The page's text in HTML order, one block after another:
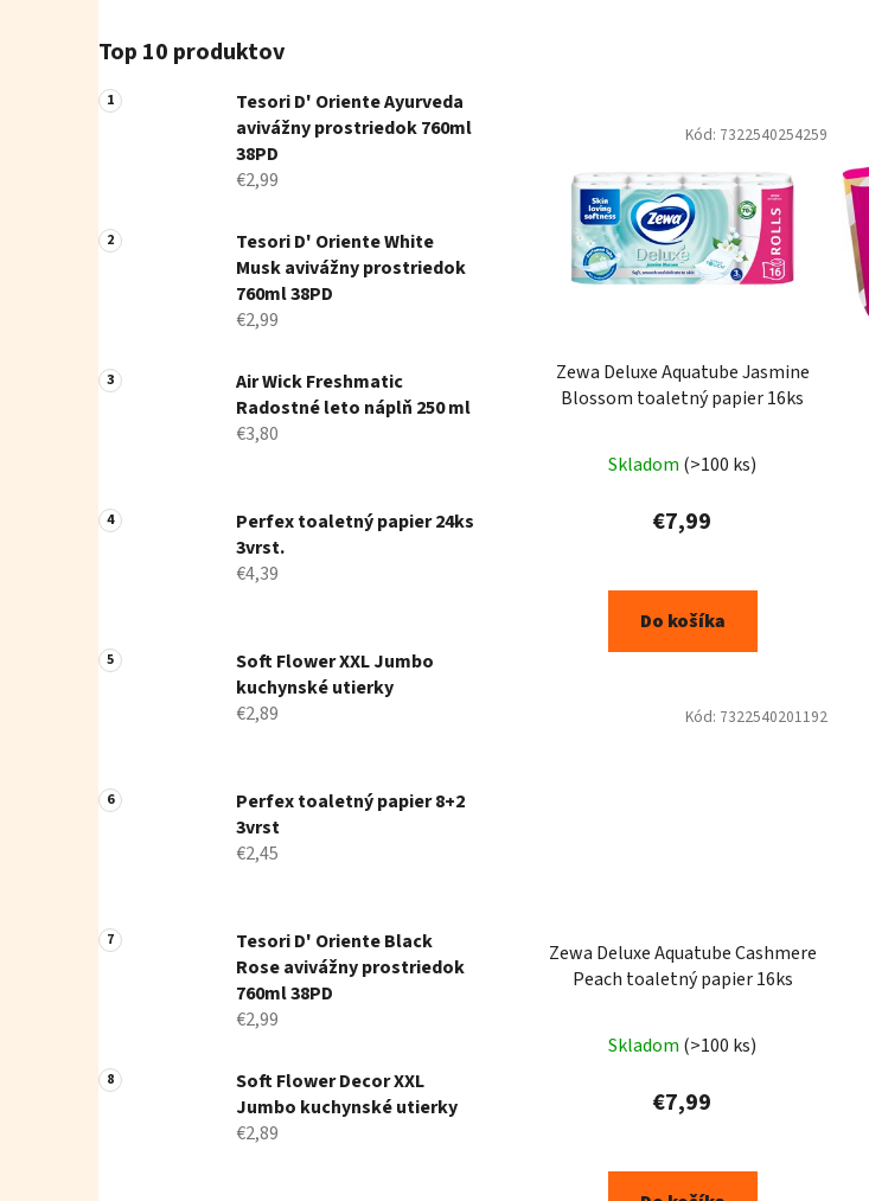
Top 10 produktov
Tesori D' Oriente Ayurveda
avivážny prostriedok 760ml
38PD
€2,99
Tesori D' Oriente White
Musk avivážny prostriedok
760ml 38PD
€2,99
Air Wick Freshmatic
Radostné leto náplň 250 ml
€3,80
Perfex toaletný papier 24ks
3vrst.
€4,39
Soft Flower XXL Jumbo
kuchynské utierky
€2,89
Perfex toaletný papier 8+2
3vrst
€2,45
Tesori D' Oriente Black
Rose avivážny prostriedok
760ml 38PD
€2,99
Soft Flower Decor XXL
Jumbo kuchynské utierky
€2,89
Zewa Deluxe Aquatube Jasmine
Blossom toaletný papier 16ks
Skladom (>100 ks)
€7,99
Do košíka
Kód: 7322540254259
Zewa Deluxe Aquatube Cashmere
Peach toaletný papier 16ks
Skladom (>100 ks)
€7,99
Kód: 7322540201192